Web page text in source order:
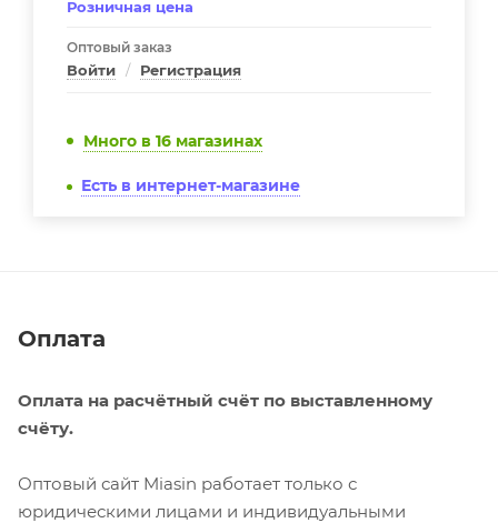
Розничная цена
Оптовый заказ
Войти / Регистрация
Много в 16 магазинах
Есть в интернет-магазине
Оплата
Оплата на расчётный счёт по выставленному
счёту.
Оптовый сайт Miasin работает только с
юридическими лицами и индивидуальными